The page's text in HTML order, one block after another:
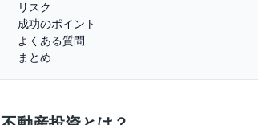
リスク
成功のポイント
よくある質問
まとめ